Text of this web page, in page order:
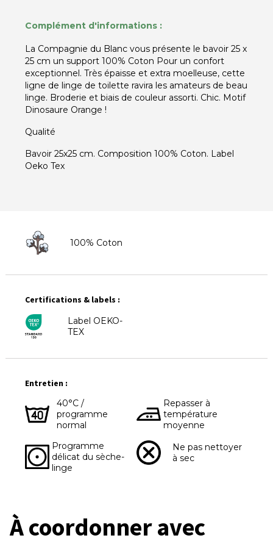
Complément d'informations :
La Compagnie du Blanc vous présente le bavoir 25 x
25 cm un support 100% Coton Pour un confort
exceptionnel. Très épaisse et extra moelleuse, cette
ligne de linge de toilette ravira les amateurs de beau
linge. Broderie et biais de couleur assorti. Chic. Motif
Dinosaure Orange !
Qualité
Bavoir 25x25 cm. Composition 100% Coton. Label
Oeko Tex
100% Coton
Certifications & labels :
Label OEKO-
TEX
Entretien :
40°C /
programme
normal
Repasser à
température
moyenne
Programme
délicat du sèche-
linge
Ne pas nettoyer
à sec
À coordonner avec